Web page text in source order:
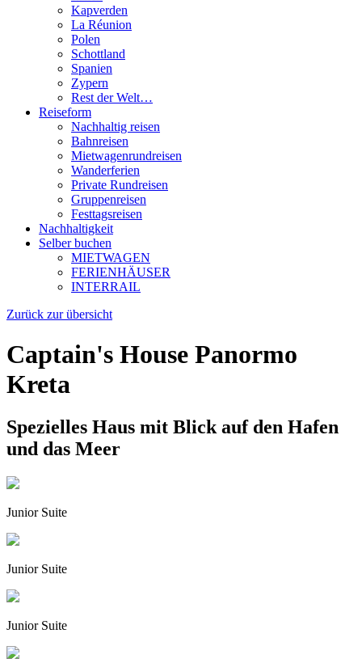
Kapverden
La Réunion
Polen
Schottland
Spanien
Zypern
Rest der Welt…
Reiseform
Nachhaltig reisen
Bahnreisen
Mietwagenrundreisen
Wanderferien
Private Rundreisen
Gruppenreisen
Festtagsreisen
Nachhaltigkeit
Selber buchen
MIETWAGEN
FERIENHÄUSER
INTERRAIL
Zurück zur übersicht
Captain's House Panormo
Kreta
Spezielles Haus mit Blick auf den Hafen
und das Meer
Junior Suite
Junior Suite
Junior Suite